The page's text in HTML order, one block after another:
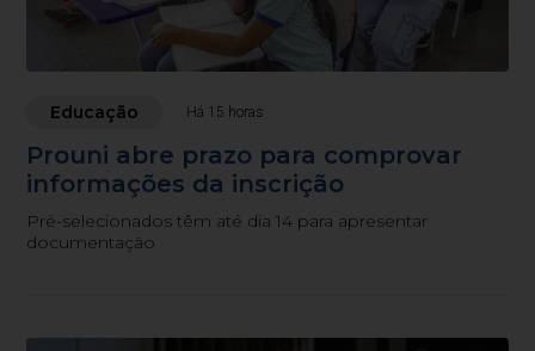
Educação Há 15 horas
Prouni abre prazo para comprovar
informações da inscrição
Pré-selecionados têm até dia 14 para apresentar
documentação